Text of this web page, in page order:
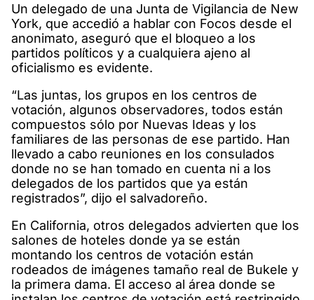
Un delegado de una Junta de Vigilancia de New
York, que accedió a hablar con Focos desde el
anonimato, aseguró que el bloqueo a los
partidos políticos y a cualquiera ajeno al
oficialismo es evidente.
“Las juntas, los grupos en los centros de
votación, algunos observadores, todos están
compuestos sólo por Nuevas Ideas y los
familiares de las personas de ese partido. Han
llevado a cabo reuniones en los consulados
donde no se han tomado en cuenta ni a los
delegados de los partidos que ya están
registrados”, dijo el salvadoreño.
En California, otros delegados advierten que los
salones de hoteles donde ya se están
montando los centros de votación están
rodeados de imágenes tamaño real de Bukele y
la primera dama. El acceso al área donde se